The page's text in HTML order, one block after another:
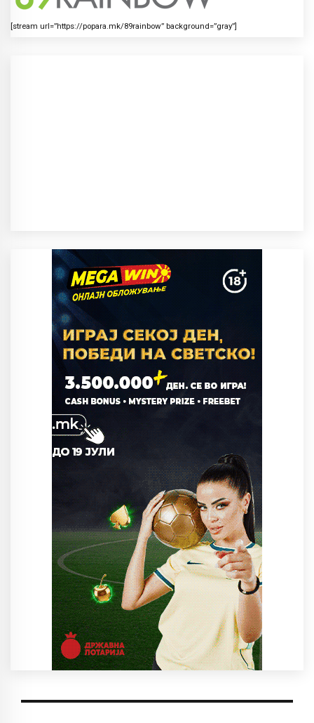
[stream url=”https://popara.mk/89rainbow” background=”gray”]